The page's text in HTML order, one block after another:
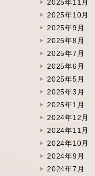
2025年11月
2025年10月
2025年9月
2025年8月
2025年7月
2025年6月
2025年5月
2025年3月
2025年1月
2024年12月
2024年11月
2024年10月
2024年9月
2024年7月